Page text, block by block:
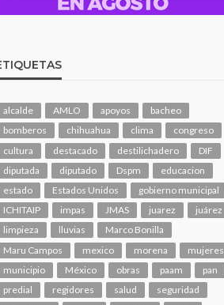
alcalde AMLO apoyos
bacheo
bomberos
chihuahua clima
congreso
cultura
destacado destilichadero
DIF
diputada
diputado Dspm
educacion
estado
Estados Unidos
gobierno municipal
ICHITAIP
impas JMAS juarez
juárez
limpieza
lluvias
Marco Bonilla
Maru Campos
mexico morena
mujeres
municipio
México obras paam
pan
predial
regidores salud
seguridad